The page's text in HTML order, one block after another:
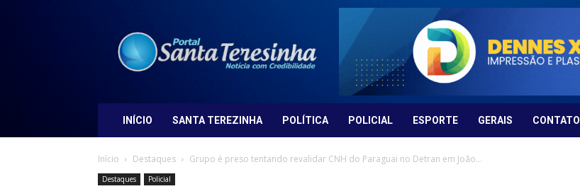
Santa
Teresinha
INÍCIO SANTA TEREZINHA POLÍTICA POLICIAL ESPORTE GERAIS CONTATO
Início Destaques Grupo é preso tentando revalidar CNH do Paraguai no Detran em João...
Destaques Policial